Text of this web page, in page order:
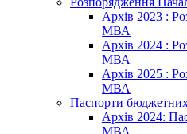
Архів 2023 :
МВА
Архів 2024 :
МВА
Архів 2025 :
МВА
Паспорти
Архів 2024:
МВА